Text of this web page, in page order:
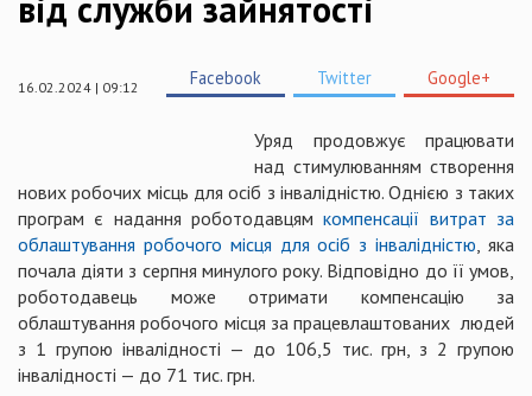
16.02.2024 | 09:12 Facebook Twitter Google+
Уряд продовжує працювати
над стимулюванням створення
нових робочих місць для осіб з інвалідністю. Однією з таких
програм є надання роботодавцямкомпенсації витрат за
облаштування робочого місця для осіб з інвалідністю, яка
почала діяти з серпня минулого року. Відповідно до її умов,
роботодавець може отримати компенсацію за
облаштування робочого місця за працевлаштованих людей
з 1 групою інвалідності — до 106,5 тис. грн, з 2 групою
інвалідності — до 71 тис. грн.